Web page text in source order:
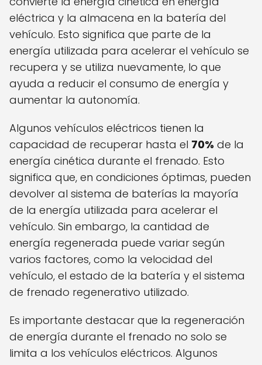
eléctrica y la almacena en la batería del
vehículo. Esto significa que parte de la
energía utilizada para acelerar el vehículo se
recupera y se utiliza nuevamente, lo que
ayuda a reducir el consumo de energía y
aumentar la autonomía.
Algunos vehículos eléctricos tienen la
capacidad de recuperar hasta el 70% de la
energía cinética durante el frenado. Esto
significa que, en condiciones óptimas, pueden
devolver al sistema de baterías la mayoría
de la energía utilizada para acelerar el
vehículo. Sin embargo, la cantidad de
energía regenerada puede variar según
varios factores, como la velocidad del
vehículo, el estado de la batería y el sistema
de frenado regenerativo utilizado.
Es importante destacar que la regeneración
de energía durante el frenado no solo se
limita a los vehículos eléctricos. Algunos